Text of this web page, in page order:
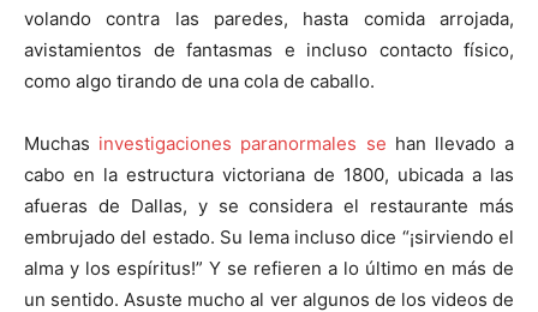
volando contra las paredes, hasta comida arrojada,
avistamientos de fantasmas e incluso contacto físico,
como algo tirando de una cola de caballo.
Muchas investigaciones paranormales se han llevado a
cabo en la estructura victoriana de 1800, ubicada a las
afueras de Dallas, y se considera el restaurante más
embrujado del estado. Su lema incluso dice “¡sirviendo el
alma y los espíritus!” Y se refieren a lo último en más de
un sentido. Asuste mucho al ver algunos de los videos de